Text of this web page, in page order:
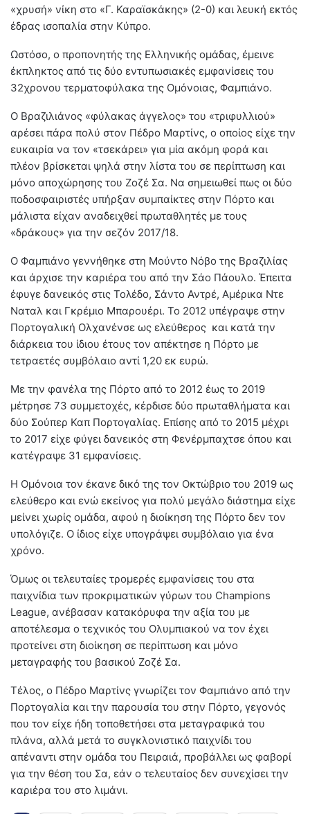
«χρυσή» νίκη στο «Γ. Καραϊσκάκης» (2-0) και λευκή εκτός
έδρας ισοπαλία στην Κύπρο.
Ωστόσο, ο προπονητής της Ελληνικής ομάδας, έμεινε
έκπληκτος από τις δύο εντυπωσιακές εμφανίσεις του
32χρονου τερματοφύλακα της Ομόνοιας, Φαμπιάνο.
Ο Βραζιλιάνος «φύλακας άγγελος» του «τριφυλλιού»
αρέσει πάρα πολύ στον Πέδρο Μαρτίνς, ο οποίος είχε την
ευκαιρία να τον «τσεκάρει» για μία ακόμη φορά και
πλέον βρίσκεται ψηλά στην λίστα του σε περίπτωση και
μόνο αποχώρησης του Ζοζέ Σα. Να σημειωθεί πως οι δύο
ποδοσφαιριστές υπήρξαν συμπαίκτες στην Πόρτο και
μάλιστα είχαν αναδειχθεί πρωταθλητές με τους
«δράκους» για την σεζόν 2017/18.
Ο Φαμπιάνο γεννήθηκε στη Μούντο Νόβο της Βραζιλίας
και άρχισε την καριέρα του από την Σάο Πάουλο. Έπειτα
έφυγε δανεικός στις Τολέδο, Σάντο Αντρέ, Αμέρικα Ντε
Ναταλ και Γκρέμιο Μπαρουέρι. Το 2012 υπέγραψε στην
Πορτογαλική Ολχανένσε ως ελεύθερος και κατά την
διάρκεια του ίδιου έτους τον απέκτησε η Πόρτο με
τετραετές συμβόλαιο αντί 1,20 εκ ευρώ.
Με την φανέλα της Πόρτο από το 2012 έως το 2019
μέτρησε 73 συμμετοχές, κέρδισε δύο πρωταθλήματα και
δύο Σούπερ Καπ Πορτογαλίας. Επίσης από το 2015 μέχρι
το 2017 είχε φύγει δανεικός στη Φενέρμπαχτσε όπου και
κατέγραψε 31 εμφανίσεις.
Η Ομόνοια τον έκανε δικό της τον Οκτώβριο του 2019 ως
ελεύθερο και ενώ εκείνος για πολύ μεγάλο διάστημα είχε
μείνει χωρίς ομάδα, αφού η διοίκηση της Πόρτο δεν τον
υπολόγιζε. Ο ίδιος είχε υπογράψει συμβόλαιο για ένα
χρόνο.
Όμως οι τελευταίες τρομερές εμφανίσεις του στα
παιχνίδια των προκριματικών γύρων του Champions
League, ανέβασαν κατακόρυφα την αξία του με
αποτέλεσμα ο τεχνικός του Ολυμπιακού να τον έχει
προτείνει στη διοίκηση σε περίπτωση και μόνο
μεταγραφής του βασικού Ζοζέ Σα.
Τέλος, ο Πέδρο Μαρτίνς γνωρίζει τον Φαμπιάνο από την
Πορτογαλία και την παρουσία του στην Πόρτο, γεγονός
που τον είχε ήδη τοποθετήσει στα μεταγραφικά του
πλάνα, αλλά μετά το συγκλονιστικό παιχνίδι του
απέναντι στην ομάδα του Πειραιά, προβάλλει ως φαβορί
για την θέση του Σα, εάν ο τελευταίος δεν συνεχίσει την
καριέρα του στο λιμάνι.